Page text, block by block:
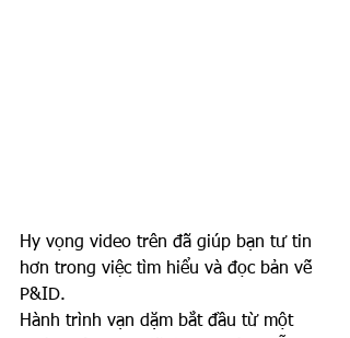
Hy vọng video trên đã giúp bạn tư tin
hơn trong việc tìm hiểu và đọc bản vẽ
P&ID.
Hành trình vạn dặm bắt đầu từ một